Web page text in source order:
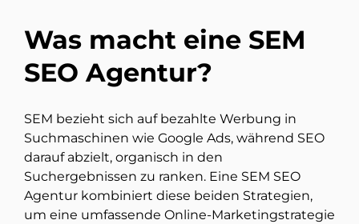
Was macht eine SEM
SEO Agentur?
SEM bezieht sich auf bezahlte Werbung in
Suchmaschinen wie Google Ads, während SEO
darauf abzielt, organisch in den
Suchergebnissen zu ranken. Eine SEM SEO
Agentur kombiniert diese beiden Strategien,
um eine umfassende Online-Marketingstrategie